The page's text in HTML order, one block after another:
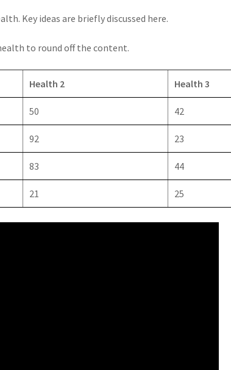
Key ideas are briefly discussed here.
to round off the content.
Health 2 Health 3
50 42
92 23
83 44
21 25